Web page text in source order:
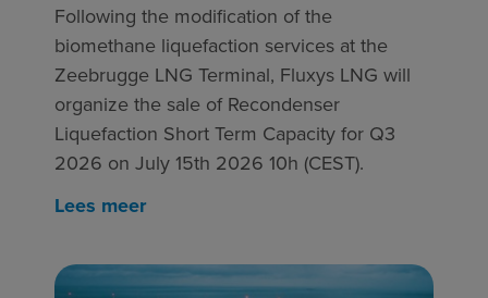
Following the modification of the
biomethane liquefaction services at the
Zeebrugge LNG Terminal, Fluxys LNG will
organize the sale of Recondenser
Liquefaction Short Term Capacity for Q3
2026 on July 15th 2026 10h (CEST).
Lees meer